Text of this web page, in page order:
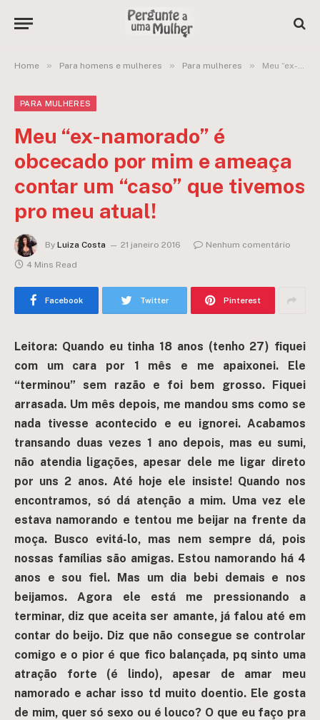
Home » Para homens e mulheres » Para mulheres » Meu “ex-namorado” é obcecado por mim e ameaça contar um “caso” que tivemos pro meu atual!
PARA MULHERES
Meu “ex-namorado” é
obcecado por mim e ameaça
contar um “caso” que tivemos
pro meu atual!
By Luiza Costa 21 janeiro 2016
Nenhum comentário
4 Mins Read
Facebook Twitter Pinterest
Leitora: Quando eu tinha 18 anos (tenho 27) fiquei
com um cara por 1 mês e me apaixonei. Ele
“terminou” sem razão e foi bem grosso. Fiquei
arrasada. Um mês depois, me mandou sms como se
nada tivesse acontecido e eu ignorei. Acabamos
transando duas vezes 1 ano depois, mas eu sumi,
não atendia ligações, apesar dele me ligar direto
por uns 2 anos. Até hoje ele insiste! Quando nos
encontramos, só dá atenção a mim. Uma vez ele
estava namorando e tentou me beijar na frente da
moça. Busco evitá-lo, mas nem sempre dá, pois
nossas famílias são amigas. Estou namorando há 4
anos e sou fiel. Mas um dia bebi demais e nos
beijamos. Agora ele está me pressionando a
terminar, diz que aceita ser amante, já falou até em
contar do beijo. Diz que não consegue se controlar
comigo e o pior é que fico balançada, pq sinto uma
atração forte (é lindo), apesar de amar meu
namorado e achar isso td muito doentio. Ele gosta
de mim, quer só sexo ou é louco? O que eu faço pra